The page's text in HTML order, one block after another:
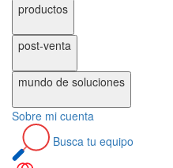
productos
post-venta
mundo de soluciones
Sobre mi cuenta
Busca tu equipo